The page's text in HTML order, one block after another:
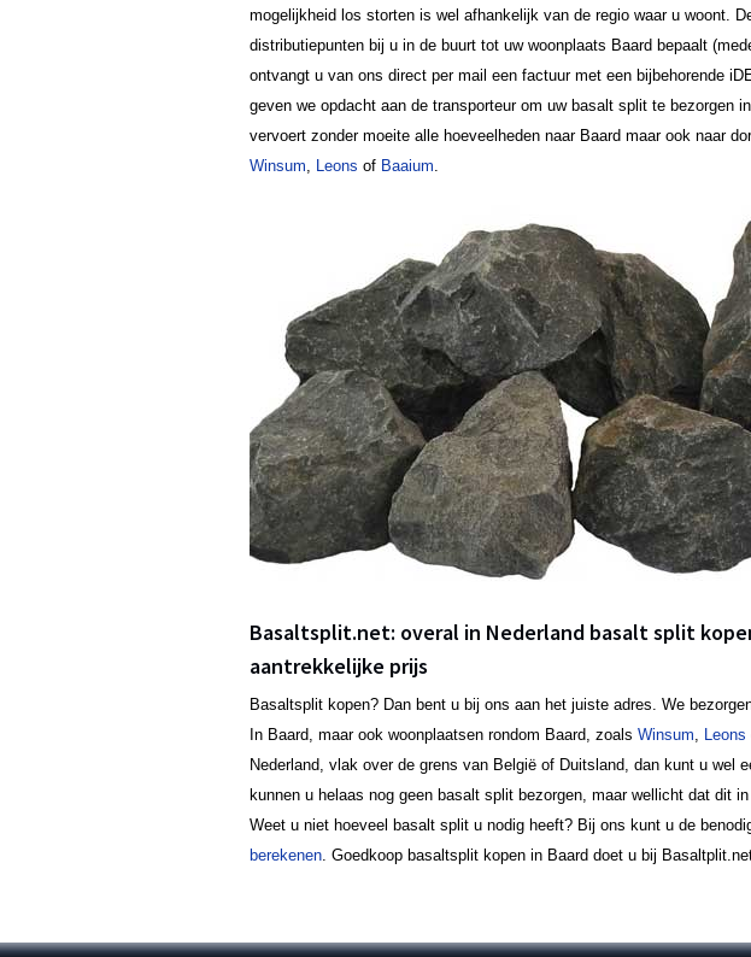
mogelijkheid los storten is wel afhankelijk van de regio waar u woont.
distributiepunten bij u in de buurt tot uw woonplaats Baard bepaalt
ontvangt u van ons direct per mail een factuur met een bijbehorende
geven we opdacht aan de transporteur om uw basalt split te bezorgen
vervoert zonder moeite alle hoeveelheden naar Baard maar ook naar
Winsum, Leons of Baaium.
Basaltsplit.net: overal in Nederland basalt split
aantrekkelijke prijs
Basaltsplit kopen? Dan bent u bij ons aan het juiste adres. We
In Baard, maar ook woonplaatsen rondom Baard, zoals Winsum, Leons
Nederland, vlak over de grens van België of Duitsland, dan kunt u wel
kunnen u helaas nog geen basalt split bezorgen, maar wellicht dat dit
Weet u niet hoeveel basalt split u nodig heeft? Bij ons kunt u de
berekenen. Goedkoop basaltsplit kopen in Baard doet u bij